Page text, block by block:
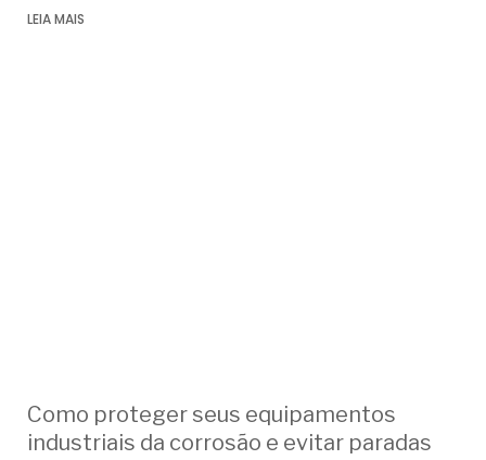
LEIA MAIS
Como proteger seus equipamentos
industriais da corrosão e evitar paradas